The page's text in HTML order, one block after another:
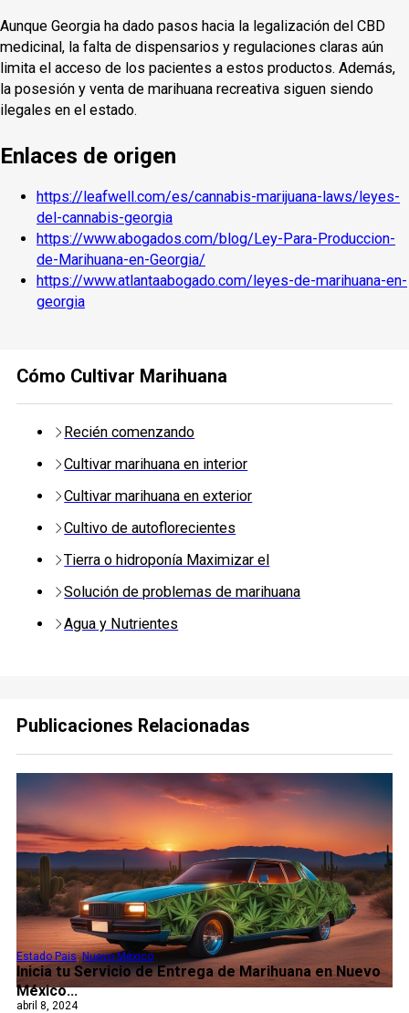
Aunque Georgia ha dado pasos hacia la legalización del CBD
medicinal, la falta de dispensarios y regulaciones claras aún
limita el acceso de los pacientes a estos productos. Además,
la posesión y venta de marihuana recreativa siguen siendo
ilegales en el estado.
Enlaces de origen
https://leafwell.com/es/cannabis-marijuana-laws/leyes-
del-cannabis-georgia
https://www.abogados.com/blog/Ley-Para-Produccion-
de-Marihuana-en-Georgia/
https://www.atlantaabogado.com/leyes-de-marihuana-en-
georgia
Cómo Cultivar Marihuana
Recién comenzando
Cultivar marihuana en interior
Cultivar marihuana en exterior
Cultivo de autoflorecientes
Tierra o hidroponía Maximizar el
Solución de problemas de marihuana
Agua y Nutrientes
Publicaciones Relacionadas
Inicia tu Servicio de Entrega de Marihuana en Nuevo
México...
Estado Pais,Nuevo México
abril 8, 2024